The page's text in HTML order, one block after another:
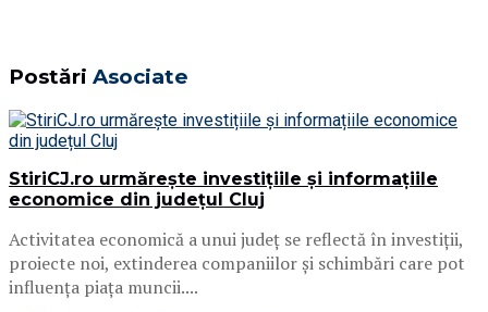
Postări Asociate
StiriCJ.ro urmărește investițiile și informațiile
economice din județul Cluj
Activitatea economică a unui județ se reflectă în investiții,
proiecte noi, extinderea companiilor și schimbări care pot
influența piața muncii....